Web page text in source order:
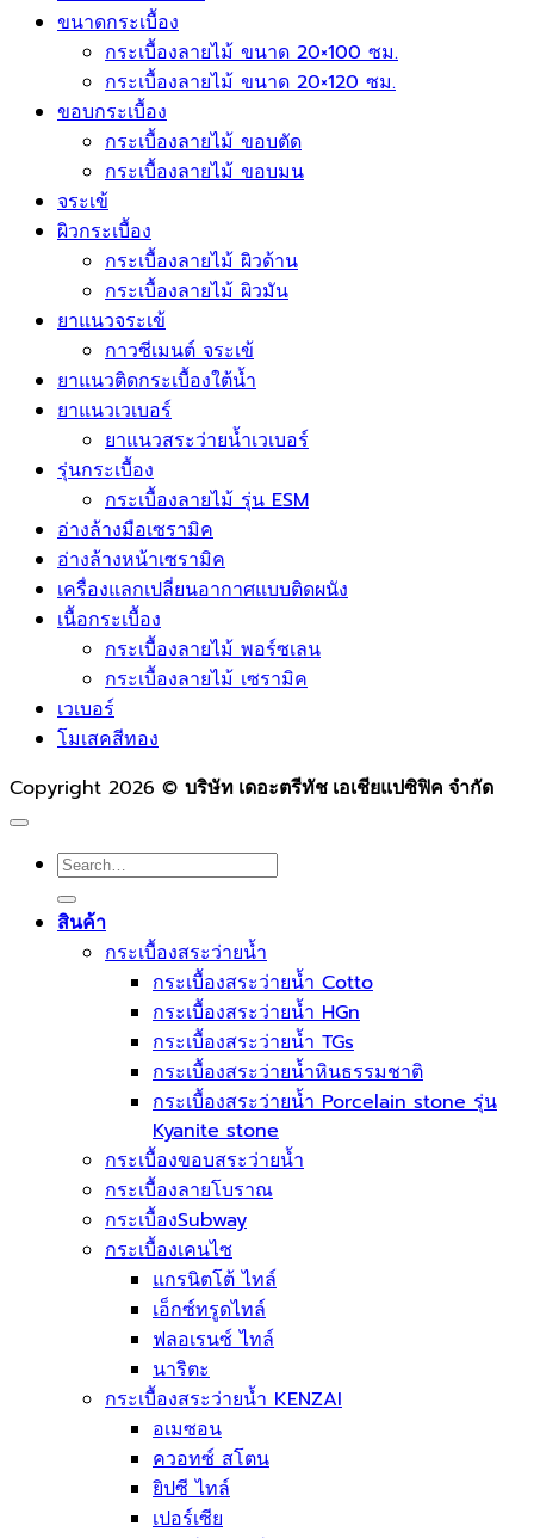
ขนาดกระเบื้อง
กระเบื้องลายไม้ ขนาด 20×100 ซม.
กระเบื้องลายไม้ ขนาด 20×120 ซม.
ขอบกระเบื้อง
กระเบื้องลายไม้ ขอบตัด
กระเบื้องลายไม้ ขอบมน
จระเข้
ผิวกระเบื้อง
กระเบื้องลายไม้ ผิวด้าน
กระเบื้องลายไม้ ผิวมัน
ยาแนวจระเข้
กาวซีเมนต์ จระเข้
ยาแนวติดกระเบื้องใต้น้ำ
ยาแนวเวเบอร์
ยาแนวสระว่ายน้ำเวเบอร์
รุ่นกระเบื้อง
กระเบื้องลายไม้ รุ่น ESM
อ่างล้างมือเซรามิค
อ่างล้างหน้าเซรามิค
เครื่องแลกเปลี่ยนอากาศแบบติดผนัง
เนื้อกระเบื้อง
กระเบื้องลายไม้ พอร์ซเลน
กระเบื้องลายไม้ เซรามิค
เวเบอร์
โมเสคสีทอง
Copyright 2026 © บริษัท เดอะตรีทัช เอเชียแปซิฟิค จำกัด
Search
for:
สินค้า
กระเบื้องสระว่ายนํ้า
กระเบื้องสระว่ายน้ำ Cotto
กระเบื้องสระว่ายน้ำ HGn
กระเบื้องสระว่ายน้ำ TGs
กระเบื้องสระว่ายน้ำหินธรรมชาติ
กระเบื้องสระว่ายนํ้า Porcelain stone รุ่น
Kyanite stone
กระเบื้องขอบสระว่ายน้ำ
กระเบื้องลายโบราณ
กระเบื้องSubway
กระเบื้องเคนไซ
แกรนิตโต้ ไทล์
เอ็กซ์ทรูดไทล์
ฟลอเรนซ์ ไทล์
นาริตะ
กระเบื้องสระว่ายน้ำ KENZAI
อเมซอน
ควอทซ์ สโตน
ยิปซี ไทล์
เปอร์เซีย